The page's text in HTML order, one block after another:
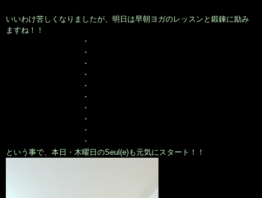
いいわけ苦しくなりましたが、明日は早朝ヨガのレッスンと鍛錬に励み
ますね！！
・
・
・
・
・
・
・
・
・
・
という事で、本日・木曜日のSeul(e)も元気にスタート！！